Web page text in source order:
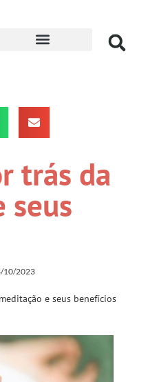
trás da
seus
10/2023
e seus benefícios